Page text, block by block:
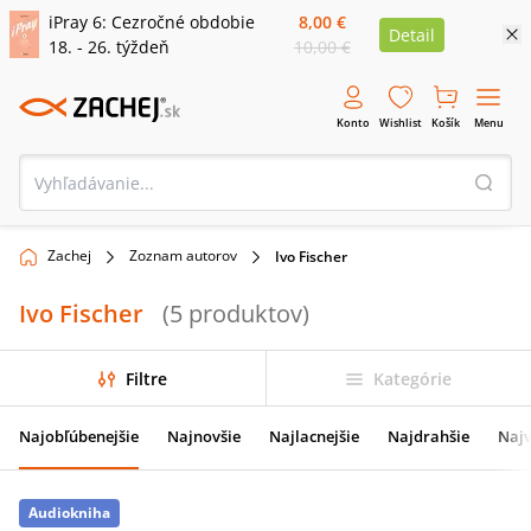
iPray 6: Cezročné obdobie
18. - 26. týždeň
8,00 €
10,00 €
Detail
Konto Wishlist Košík Menu
Zachej Zoznam autorov Ivo Fischer
Ivo Fischer (5 produktov)
Filtre Kategórie
Najobľúbenejšie Najnovšie Najlacnejšie Najdrahšie
Audiokniha